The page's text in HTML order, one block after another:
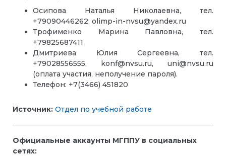
Осипова Наталья Николаевна, тел.
+79090446262, olimp-in-nvsu@yandex.ru
Трофименко Марина Павловна, тел.
+79825687411
Дмитриева Юлия Сергеевна, тел.
+79028556555, konf@nvsu.ru, uni@nvsu.ru
(оплата участия, неполучение пароля).
Телефон: +7(3466) 451820
Источник: Отдел по учебной работе
Официальные аккаунты МГППУ в социальных
сетях: